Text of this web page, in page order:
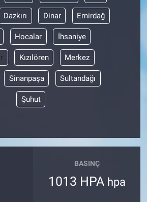
Dazkırı Dinar Emirdağ
Hocalar İhsaniye
Kızılören Merkez
Sinanpaşa Sultandağı
Şuhut
BASINÇ
1013 HPA hpa